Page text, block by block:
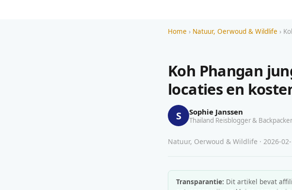
Home › Natuur, Oerwoud & Wildlife ›
Koh Phangan
locaties en
S Sophie Janssen
Thailand Reisblogger &
Natuur, Oerwoud & Wildlife · 2026-
Transparantie: Dit artikel bevat